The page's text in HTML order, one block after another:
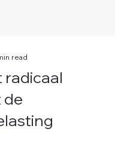
radicaal
de
read